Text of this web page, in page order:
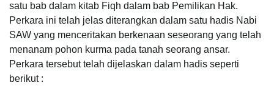
satu bab dalam kitab Fiqh dalam bab Pemilikan Hak.
Perkara ini telah jelas diterangkan dalam satu hadis Nabi
SAW yang menceritakan berkenaan seseorang yang telah
menanam pohon kurma pada tanah seorang ansar.
Perkara tersebut telah dijelaskan dalam hadis seperti
berikut :